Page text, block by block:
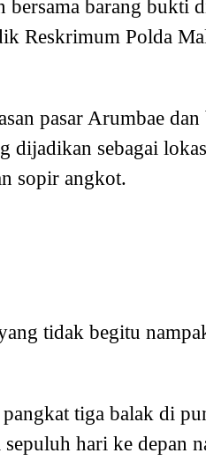
bersama barang bukti
Reskrimum Polda
pasar Arumbae
dijadikan sebagai
sopir angkot.
tidak begitu
tiga balak di
hari ke depan